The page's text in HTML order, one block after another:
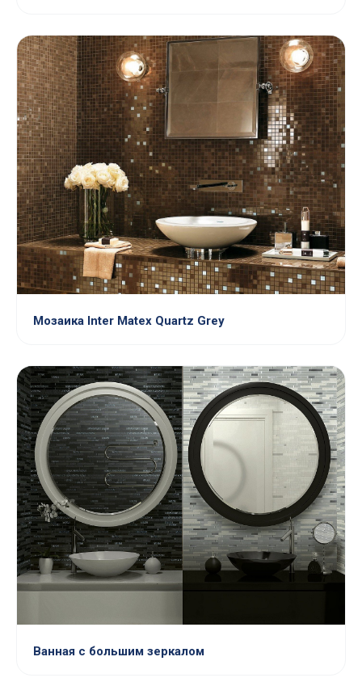
Мозаика Inter Matex Quartz Grey
Ванная с большим зеркалом